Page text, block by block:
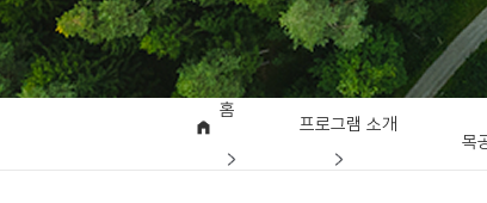
홈
프로그램 소개
목